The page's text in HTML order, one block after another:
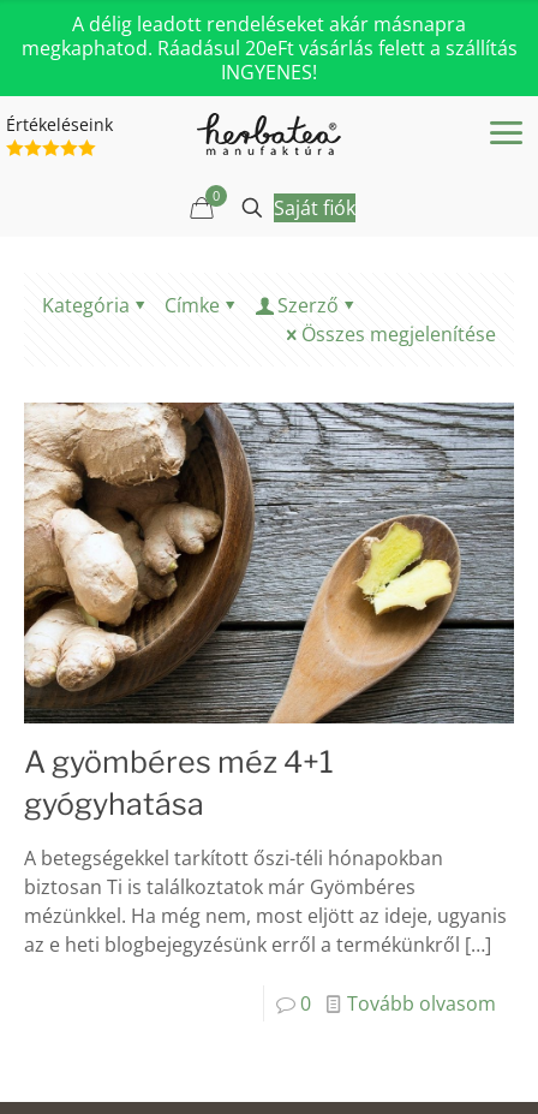
A délig leadott rendeléseket akár másnapra
megkaphatod. Ráadásul 20eFt vásárlás felett a szállítás
INGYENES!
Értékeléseink
0 Saját fiók
Kategória Címke
Szerző
Összes megjelenítése
A gyömbéres méz 4+1
gyógyhatása
A betegségekkel tarkított őszi-téli hónapokban
biztosan Ti is találkoztatok már Gyömbéres
mézünkkel. Ha még nem, most eljött az ideje, ugyanis
az e heti blogbejegyzésünk erről a termékünkről […]
0 Tovább olvasom